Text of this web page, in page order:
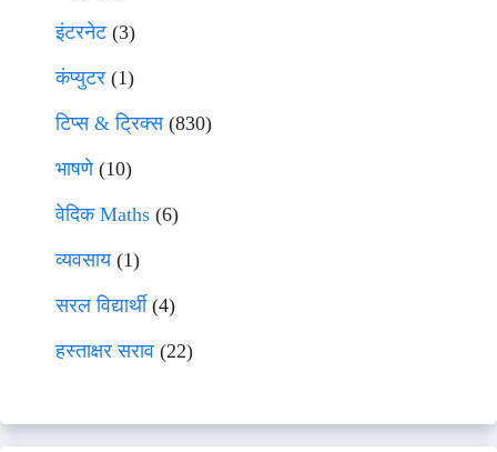
इंटरनेट(3)
कंप्युटर (1)
टिप्स & ट्रिक्स(830)
भाषणे(10)
वेदिक Maths (6)
व्यवसाय(1)
सरल विद्यार्थी(4)
हस्ताक्षर सराव (22)